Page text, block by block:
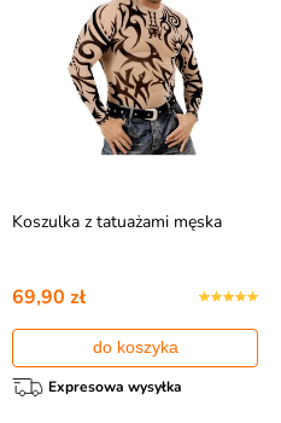
Koszulka z tatuażami męska
69,90 zł
do koszyka
Expresowa wysyłka